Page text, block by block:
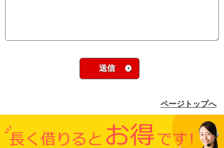
送信
ページトップへ